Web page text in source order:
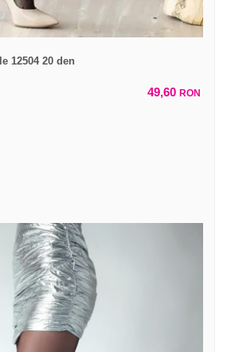
12504 20 den
49,60 RON